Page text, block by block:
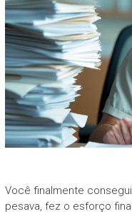
Você finalmente
pesava, fez o esforço